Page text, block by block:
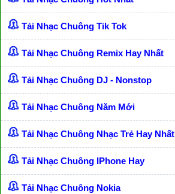
Tải Nhạc Chuông Tik Tok
Tải Nhạc Chuông Remix Hay Nhất
Tải Nhạc Chuông DJ - Nonstop
Tải Nhạc Chuông Năm Mới
Tải Nhạc Chuông Nhạc Trẻ Hay Nhất
Tải Nhạc Chuông IPhone Hay
Tải Nhạc Chuông Nokia